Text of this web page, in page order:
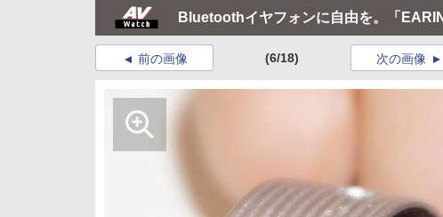
Bluetoothイヤフォンに自由を。「
前の画像 (6/18) 次の画像